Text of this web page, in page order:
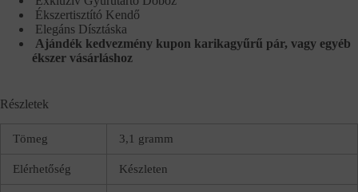
Ékszertisztító Kendő
Elegáns Dísztáska
Ajándék kedvezmény kupon karikagyűrű pár, vagy egyéb
ékszer vásárláshoz
Részletek
Tömeg 3,1 gramm
Elérhetőség Készleten